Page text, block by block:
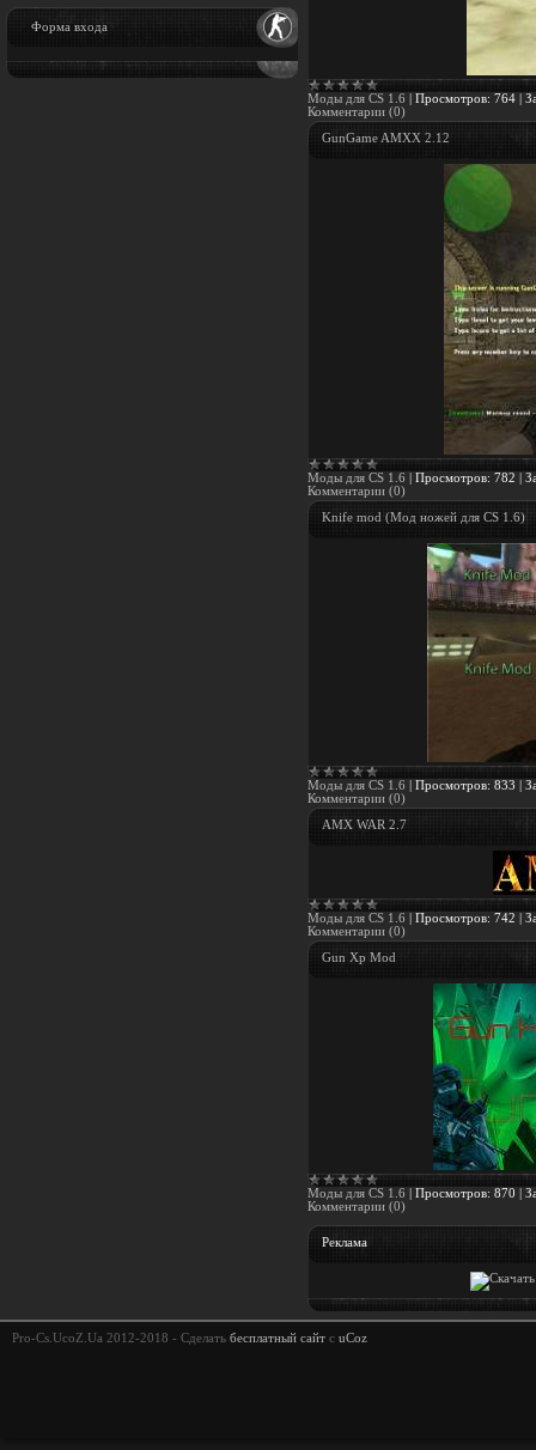
Форма входа
Моды для CS 1.6 Просмотров: 764
Комментарии (0)
GunGame AMXX 2.12
Моды для CS 1.6 Просмотров: 782
Комментарии (0)
Knife mod (Мод ножей для CS 1.6)
Моды для CS 1.6 Просмотров: 833
Комментарии (0)
AMX WAR 2.7
Моды для CS 1.6 Просмотров: 742
Комментарии (0)
Gun Xp Mod
Моды для CS 1.6 Просмотров: 870
Комментарии (0)
Реклама
Pro-Cs.UcoZ.Ua 2012-2018 - Сделать бесплатный сайт с uCoz